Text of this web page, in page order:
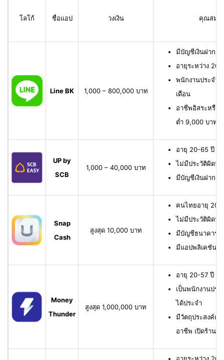
โลโก้ ชื่อแอป วงเงิน คุณสมบั
Line BK 1,000 – 800,000 บาท
มีบัญชีเงินฝาก
อายุระหว่าง 20
พนักงานประจำ
เดือน
อาชีพอิสระหรือ
ต่ำ 9,000 บาทต่
UP by
SCB
1,000 – 40,000 บาท
อายุ 20-65 ปี เ
ไม่มีประวัติผิดนั
มีบัญชีเงินฝาก
Snap
Cash
สูงสุด 10,000 บาท
คนไทยอายุ 20-
ไม่มีประวัติผิดนั
มีบัญชีธนาคาร ห
มีแอปพลิเคชัน
Money
Thunder
สูงสุด 1,000,000 บาท
อายุ 20-57 ปี มี
เป็นพนักงานปร
ได้ประจำ
มีวัตถุประสงค์เพื่
อาชีพ เปิดร้าน